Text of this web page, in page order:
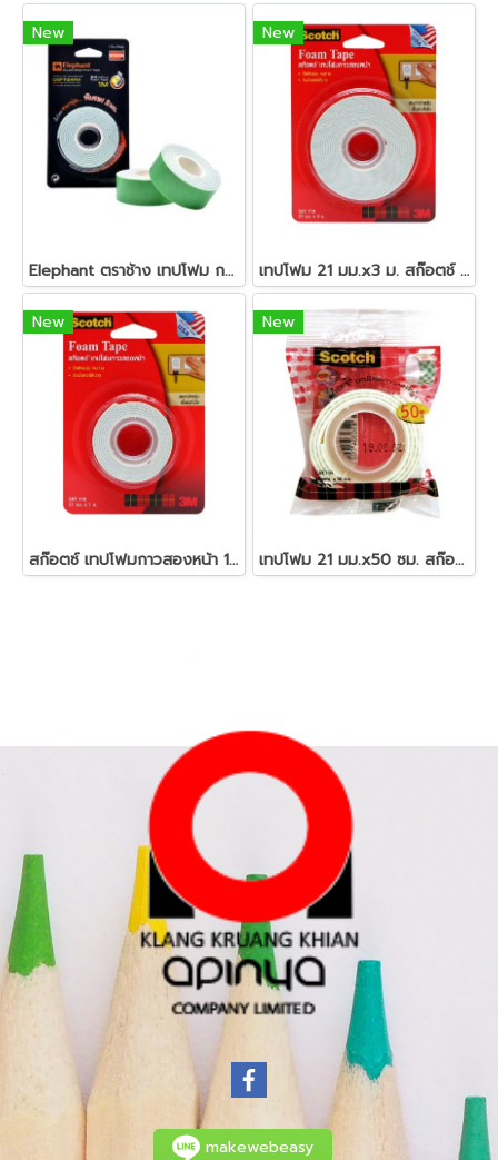
New
Elephant ตราช้าง เทปโฟม กาวสองหน้า ยาว 1 เมตร
New
เทปโฟม 21 มม.x3 ม. สก๊อตช์ 110
New
สก๊อตซ์ เทปโฟมกาวสองหน้า 1 เมตร
New
เทปโฟม 21 มม.x50 ซม. สก๊อตช์ 110
makewebeasy